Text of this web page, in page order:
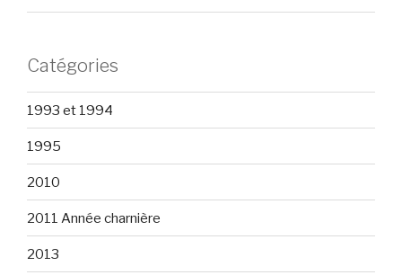
Catégories
1993 et 1994
1995
2010
2011 Année charnière
2013